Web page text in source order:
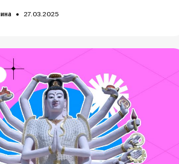
27.03.2025